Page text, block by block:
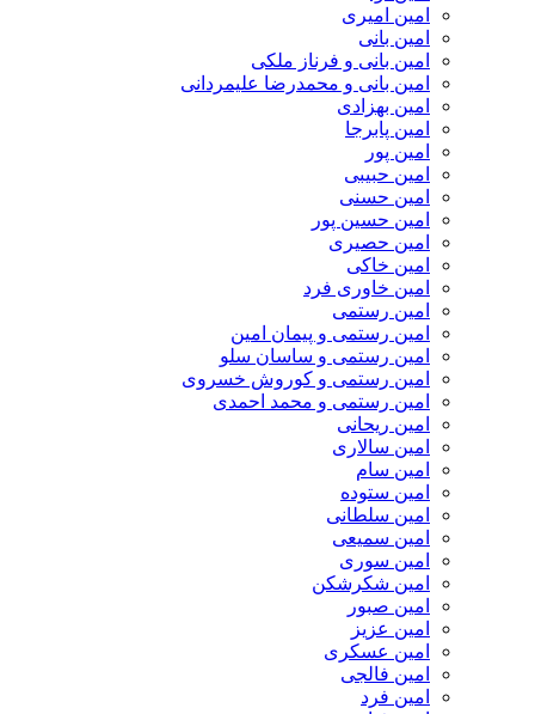
امین امیری
امین بانی
امین بانی و فرناز ملکی
امین بانی و محمدرضا علیمردانی
امین بهزادی
امین پابرجا
امین پور
امین حبیبی
امین حسنی
امین حسین پور
امین حصیری
امین خاکی
امین خاوری فرد
امین رستمی
امین رستمی و پیمان امین
امین رستمی و ساسان سلو
امین رستمی و کوروش خسروی
امین رستمی و محمد احمدی
امین ریحانی
امین سالاری
امین سام
امین ستوده
امین سلطانی
امین سمیعی
امین سوری
امین شکرشکن
امین صبور
امین عزیز
امین عسکری
امین فالجی
امین فرد